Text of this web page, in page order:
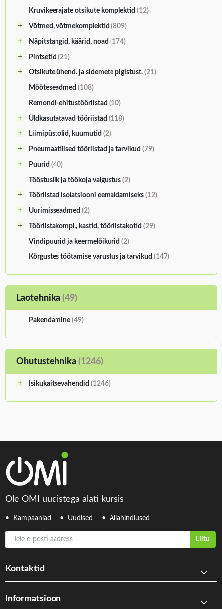
Kruvikeerajate otsikute komplektid (12)
Võtmed, võtmekomplektid (809)
Näpitstangid, käärid, noad (174)
Pintsetid (21)
Otsikute,ühend. ja sidemete pigistust. (21)
Mõõteseadmed (108)
Remondi-ehitustööriistad (10)
Üldkasutatavad tööriistad (118)
Liimipüstolid, kuumutid (2)
Pneumaatilised tööriistad ja tarvikud (79)
Puurid (40)
Tööstuslik ja töökoja valgustus (2)
Tööriistad isolatsiooni eemaldamiseks (12)
Uurimisseadmed (2)
Tööriistakompl., kastid, tööriistakotid (29)
Vindipuurid ja keermelõikurid (2)
Kõrgustes töötamise varustus ja tarvikud (147)
Laotehnika (49)
Pakendamine (49)
Ohutustehnika (1246)
Isikukaitsevahendid (1246)
Ole OMI uudistega alati kursis
Kampaaniad Uudised Allahindlused
Teie e-posti aadress
Liitu
Kontaktid
Informatsioon